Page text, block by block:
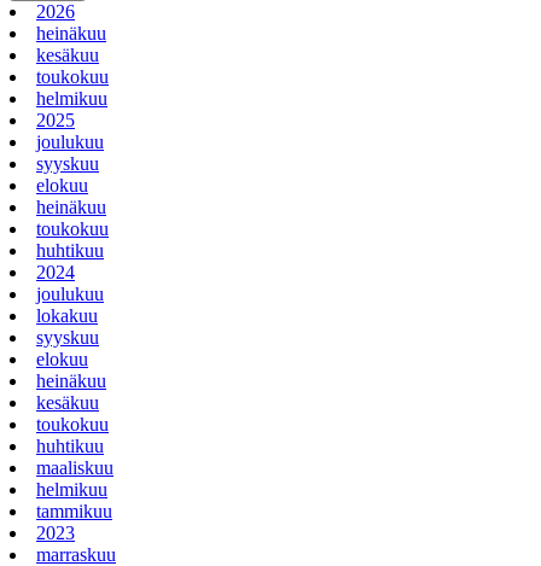
2026
heinäkuu
kesäkuu
toukokuu
helmikuu
2025
joulukuu
syyskuu
elokuu
heinäkuu
toukokuu
huhtikuu
2024
joulukuu
lokakuu
syyskuu
elokuu
heinäkuu
kesäkuu
toukokuu
huhtikuu
maaliskuu
helmikuu
tammikuu
2023
marraskuu